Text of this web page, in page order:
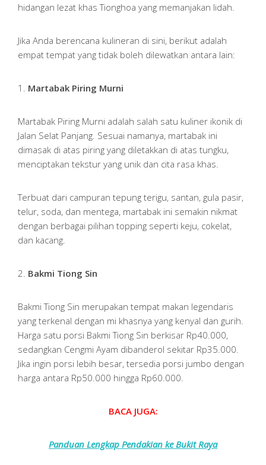
hidangan lezat khas Tionghoa yang memanjakan lidah.
Jika Anda berencana kulineran di sini, berikut adalah
empat tempat yang tidak boleh dilewatkan antara lain:
1. Martabak Piring Murni
Martabak Piring Murni adalah salah satu kuliner ikonik di
Jalan Selat Panjang. Sesuai namanya, martabak ini
dimasak di atas piring yang diletakkan di atas tungku,
menciptakan tekstur yang unik dan cita rasa khas.
Terbuat dari campuran tepung terigu, santan, gula pasir,
telur, soda, dan mentega, martabak ini semakin nikmat
dengan berbagai pilihan topping seperti keju, cokelat,
dan kacang.
2. Bakmi Tiong Sin
Bakmi Tiong Sin merupakan tempat makan legendaris
yang terkenal dengan mi khasnya yang kenyal dan gurih.
Harga satu porsi Bakmi Tiong Sin berkisar Rp40.000,
sedangkan Cengmi Ayam dibanderol sekitar Rp35.000.
Jika ingin porsi lebih besar, tersedia porsi jumbo dengan
harga antara Rp50.000 hingga Rp60.000.
BACA JUGA:
Panduan Lengkap Pendakian ke Bukit Raya